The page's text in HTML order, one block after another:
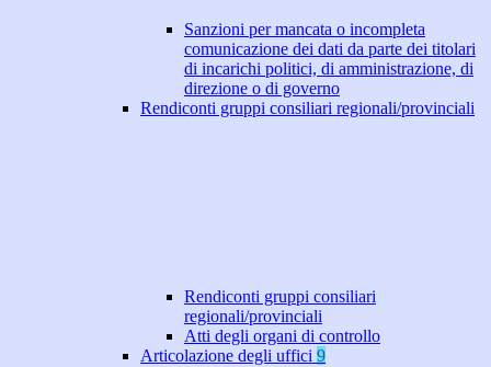
Sanzioni per mancata o incompleta
comunicazione dei dati da parte dei titolari
di incarichi politici, di amministrazione, di
direzione o di governo
Rendiconti gruppi consiliari regionali/provinciali
Rendiconti gruppi consiliari
regionali/provinciali
Atti degli organi di controllo
Articolazione degli uffici 9